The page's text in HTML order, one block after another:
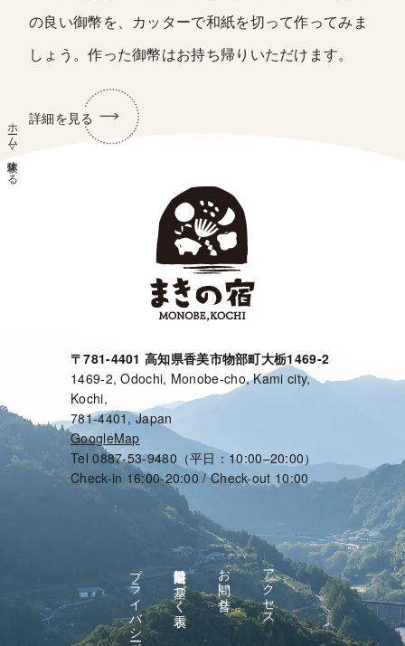
の良い御幣を、カッターで和紙を切って作ってみま
しょう。作った御幣はお持ち帰りいただけます。
詳細を見る
ホーム
体験する
〒781-4401 高知県香美市物部町大栃1469-2
1469-2, Odochi, Monobe-cho, Kami city,
Kochi,
781-4401, Japan
GoogleMap
Tel 0887-53-9480（平日：10:00–20:00）
Check-in 16:00-20:00 / Check-out 10:00
アクセス
お問い合せ
特定商取引法に基づく表示
プライバシーポリシー